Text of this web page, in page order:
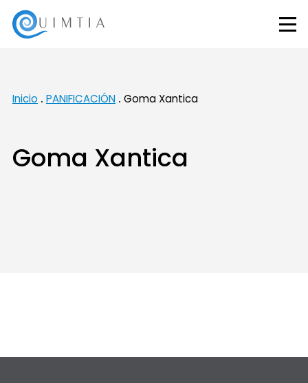
Inicio PANIFICACIÓN Goma Xantica
Goma Xantica